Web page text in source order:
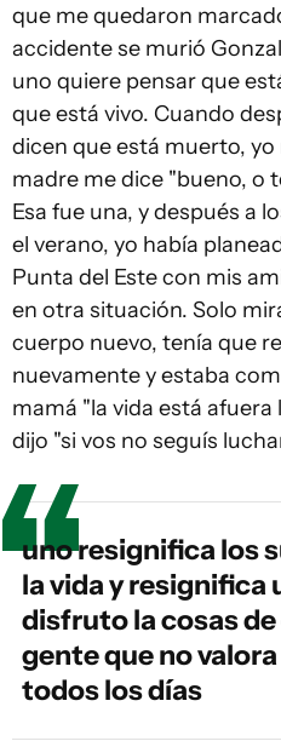
que me quedaron
accidente se murió
uno quiere pensar que
que está vivo. Cuando
dicen que está muerto,
madre me dice "bueno, o
Esa fue una, y después a
el verano, yo había
Punta del Este con mis
en otra situación. Solo
cuerpo nuevo, tenía que
nuevamente y estaba
mamá "la vida está afuera
dijo "si vos no seguís
uno resignifica los
la vida y resignifica
disfruto la cosas
gente que no
todos los días